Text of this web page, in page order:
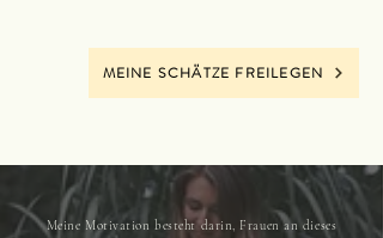
MEINE SCHÄTZE FREILEGEN
Meine Motivation besteht darin, Frauen an dieses